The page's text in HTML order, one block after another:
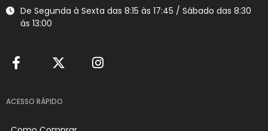
De Segunda à Sexta das 8:15 às 17:45 / Sábado das 8:30
ás 13:00
ACESSO RÁPIDO